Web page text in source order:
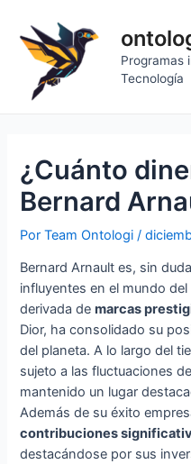
contenido
Programas
Tecnología
¿Cuánto
Bernard
PorTeam Ontologi/
Bernard Arnault es, sin
influyentes en el mundo
derivada demarcas
Dior, ha consolidado su
del planeta. A lo largo del
sujeto a las fluctuaciones
mantenido un lugar
Además de su éxito
contribuciones
destacándose por sus